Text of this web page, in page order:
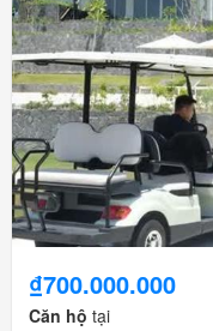
₫700.000.000
Căn hộ tại